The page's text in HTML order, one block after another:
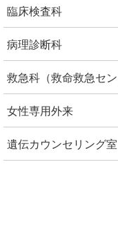
臨床検査科
病理診断科
救急科（救命救急セン
女性専用外来
遺伝カウンセリング室